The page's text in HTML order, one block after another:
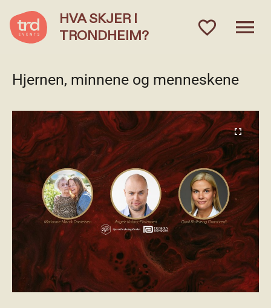
HVA SKJER I
TRONDHEIM?
favorite_outlinedmenu
Hjernen, minnene og menneskene
fullscreen